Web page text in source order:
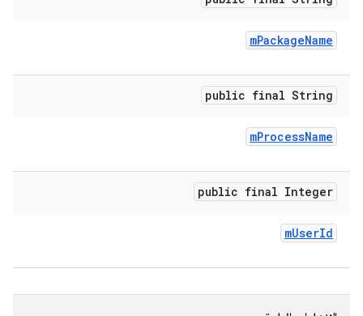
mPackageName
public final String
mProcessName
public final Integer
mUserId